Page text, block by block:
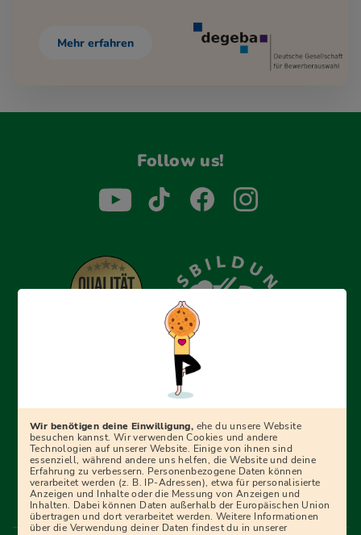
Mehr erfahren
Follow us!
Erfolgreich bewerben mit Ausbildungspark: Wir
begleiten dich Schritt für Schritt bei deinem Start in den
Ratgebern und Prüfungspaketen, interaktiven
Videokursen und vielem mehr. Für alle, die was werden
wollen!
Wir benötigen deine Einwilligung, ehe du unsere Website
besuchen kannst. Wir verwenden Cookies und andere
Technologien auf unserer Website. Einige von ihnen sind
essenziell, während andere uns helfen, die Website und deine
Erfahrung zu verbessern. Personenbezogene Daten können
verarbeitet werden (z. B. IP-Adressen), etwa für personalisierte
Anzeigen und Inhalte oder die Messung von Anzeigen und
Inhalten. Dabei können Daten außerhalb der Europäischen Union
übertragen und dort verarbeitet werden. Weitere Informationen
über die Verwendung deiner Daten findest du in unserer